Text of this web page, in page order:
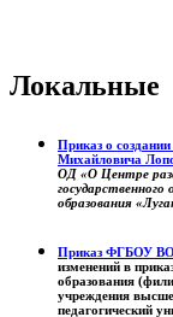
Локальные
Приказ о
Михайловича
ОД «О Центре
государственного
образования
Приказ ФГБОУ
изменений в
образования
учреждения
педагогический